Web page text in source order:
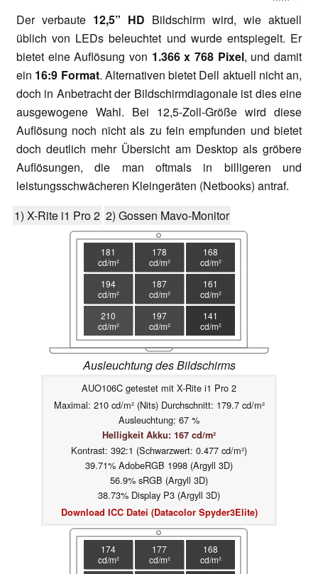
Der verbaute 12,5” HD Bildschirm wird, wie aktuell
üblich von LEDs beleuchtet und wurde entspiegelt. Er
bietet eine Auflösung von 1.366 x 768 Pixel, und damit
ein 16:9 Format. Alternativen bietet Dell aktuell nicht an,
doch in Anbetracht der Bildschirmdiagonale ist dies eine
ausgewogene Wahl. Bei 12,5-Zoll-Größe wird diese
Auflösung noch nicht als zu fein empfunden und bietet
doch deutlich mehr Übersicht am Desktop als gröbere
Auflösungen, die man oftmals in billigeren und
leistungsschwächeren Kleingeräten (Netbooks) antraf.
1) X-Rite i1 Pro 2 2) Gossen Mavo-Monitor
181
cd/m²
178
cd/m²
168
cd/m²
194
cd/m²
187
cd/m²
161
cd/m²
210
cd/m²
197
cd/m²
141
cd/m²
Ausleuchtung des Bildschirms
AUO106C getestet mit X-Rite i1 Pro 2
Maximal: 210 cd/m² (Nits) Durchschnitt: 179.7 cd/m²
Ausleuchtung: 67 %
Helligkeit Akku: 167 cd/m²
Kontrast: 392:1 (Schwarzwert: 0.477 cd/m²)
39.71% AdobeRGB 1998 (Argyll 3D)
56.9% sRGB (Argyll 3D)
38.73% Display P3 (Argyll 3D)
Download ICC Datei (Datacolor Spyder3Elite)
174
cd/m²
177
cd/m²
168
cd/m²